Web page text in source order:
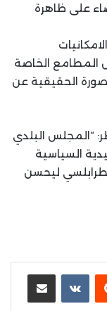
على ظاهرة
المطامع الخاصة
الحقيقية عن
“المجلس البلدي
ميتاً والكيدية السياسية
ليحسن
مشاركة عبر البريد